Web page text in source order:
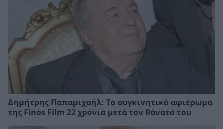
Δημήτρης Παπαμιχαήλ: Το συγκινητικό αφιέρωμα
της Finos Film 22 χρόνια μετά τον θάνατό του